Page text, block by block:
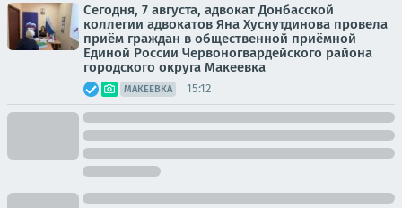
Сегодня, 7 августа, адвокат Донбасской
коллегии адвокатов Яна Хуснутдинова провела
приём граждан в общественной приёмной
Единой России Червоногвардейского района
городского округа Макеевка
МАКЕЕВКА 15:12